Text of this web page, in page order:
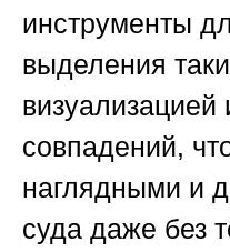
инструменты
выделения
визуализацией
совпадений,
наглядными и
суда даже без